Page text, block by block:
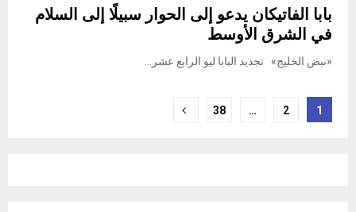
بابا الفاتيكان يدعو إلى الحوار سبيلًا إلى السلام
في الشرق الأوسط
«نبض الخليج» تجديد البابا ليو الرابع عشر...
Posts
1
2
…
38